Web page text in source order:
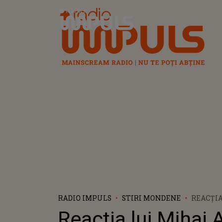
Radio Impuls
RADIO IMPULS STIRI MONDENE
SOȚIE,